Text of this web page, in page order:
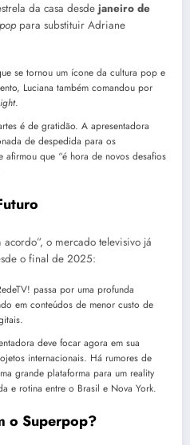
da casa desde janeiro de
para substituir Adriane
se tornou um ícone da cultura pop e
Luciana também comandou por
.
é de gratidão. A apresentadora
de despedida para os
afirmou que “é hora de novos desafios
o mercado televisivo já
o final de 2025:
passa por uma profunda
em conteúdos de menor custo de
deve focar agora em sua
internacionais. Há rumores de
grande plataforma para um reality
e rotina entre o Brasil e Nova York.
o Superpop?